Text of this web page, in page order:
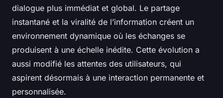
dialogue plus immédiat et global. Le partage
instantané et la viralité de l’information créent un
environnement dynamique où les échanges se
produisent à une échelle inédite. Cette évolution a
aussi modifié les attentes des utilisateurs, qui
aspirent désormais à une interaction permanente et
personnalisée.